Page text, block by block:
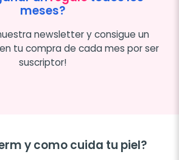
meses?
newsletter y consigue un
tu compra de cada mes por ser
suscriptor!
y como cuida tu piel?